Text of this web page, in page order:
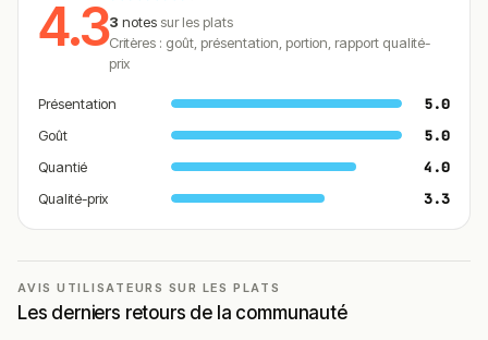
validation humaine.
Cette description peut contenir des erreurs, n'hésitez pas à
nous aider en vous rendant sur :
4.33 notessur les plats
Critères : goût, présentation, portion, rapport qualité-
prix
Présentation 5.0
Goût 5.0
Quantié 4.0
Qualité-prix 3.3
AVIS UTILISATEURS SUR LES PLATS
Les derniers retours de la communauté